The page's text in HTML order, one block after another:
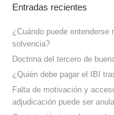
Entradas recientes
¿Cuándo puede entenderse
solvencia?
Doctrina del tercero de
¿Quién debe pagar el IBI
Falta de motivación y
adjudicación puede ser